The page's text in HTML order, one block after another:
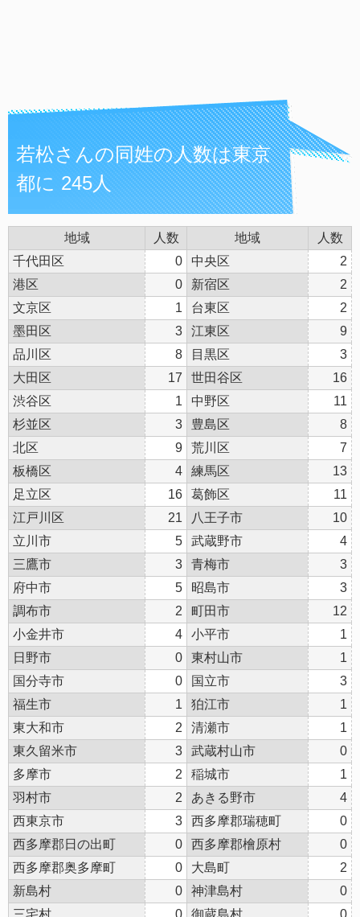
若松さんの同姓の人数は東京
都に 245人
地域 人数 地域
人数
千代田区
0 中央区
2
港区
0 新宿区
2
文京区
1 台東区
2
墨田区
3 江東区
9
品川区
8 目黒区
3
大田区
17 世田谷区
16
渋谷区
1 中野区
11
杉並区
3 豊島区
8
北区
9 荒川区
7
板橋区
4 練馬区
13
足立区
16 葛飾区
11
江戸川区
21 八王子市
10
立川市
5 武蔵野市
4
三鷹市
3 青梅市
3
府中市
5 昭島市
3
調布市
2 町田市
12
小金井市
4 小平市
1
日野市
0 東村山市
1
国分寺市
0 国立市
3
福生市
1 狛江市
1
東大和市
2 清瀬市
1
東久留米市
3 武蔵村山市
0
多摩市
2 稲城市
1
羽村市
2 あきる野市
4
西東京市
3 西多摩郡瑞穂町
0
西多摩郡日の出町
0 西多摩郡檜原村
0
西多摩郡奥多摩町
0 大島町
2
新島村
0 神津島村
0
三宅村
0 御蔵島村 0